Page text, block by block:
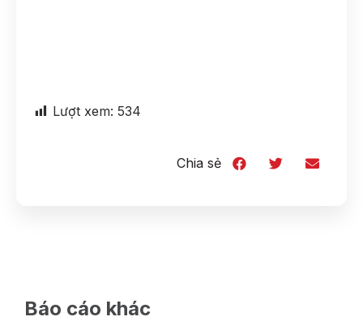
Lượt xem: 534
Chia sẻ
Báo cáo khác